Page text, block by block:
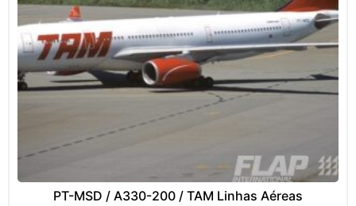
PT-MSD / A330-200 / TAM Linhas Aéreas